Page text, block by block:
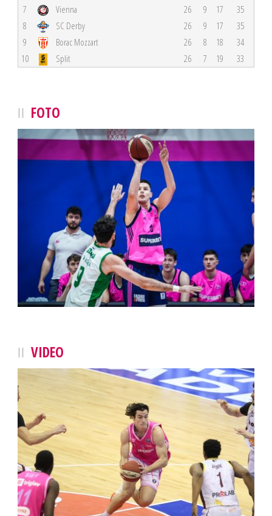
7
Vienna 26 9 17
35
8
SC Derby 26 9 17
35
9
Borac Mozzart 26 8 18
34
10
Split 26 7 19 33
FOTO
VIDEO